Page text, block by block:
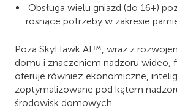
Obsługa wielu gniazd (do 16+)
rosnące potrzeby w zakresie
Poza SkyHawk AI™, wraz z
domu i znaczeniem nadzoru wideo,
oferuje również ekonomiczne,
zoptymalizowane pod kątem
środowisk domowych.